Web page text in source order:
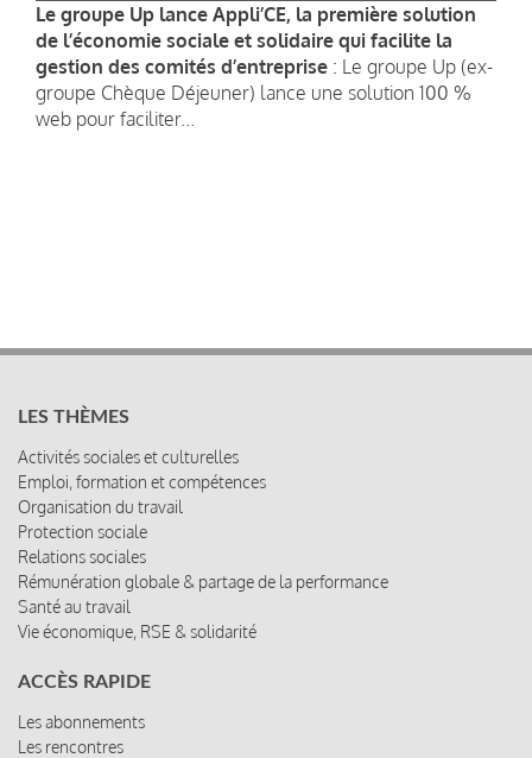
Le groupe Up lance Appli’CE, la première solution
de l’économie sociale et solidaire qui facilite la
gestion des comités d’entreprise : Le groupe Up (ex-
groupe Chèque Déjeuner) lance une solution 100 %
web pour faciliter...
LES THÈMES
Activités sociales et culturelles
Emploi, formation et compétences
Organisation du travail
Protection sociale
Relations sociales
Rémunération globale & partage de la performance
Santé au travail
Vie économique, RSE & solidarité
ACCÈS RAPIDE
Les abonnements
Les rencontres